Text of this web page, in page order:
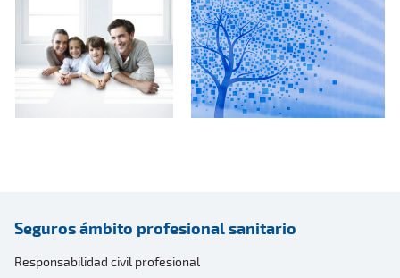
Seguros ámbito profesional sanitario
Responsabilidad civil profesional